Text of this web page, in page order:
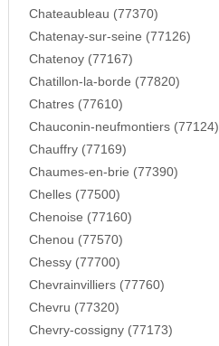
Chateaubleau (77370)
Chatenay-sur-seine (77126)
Chatenoy (77167)
Chatillon-la-borde (77820)
Chatres (77610)
Chauconin-neufmontiers (77124)
Chauffry (77169)
Chaumes-en-brie (77390)
Chelles (77500)
Chenoise (77160)
Chenou (77570)
Chessy (77700)
Chevrainvilliers (77760)
Chevru (77320)
Chevry-cossigny (77173)